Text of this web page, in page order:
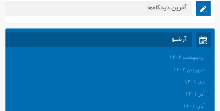
آخرین دیدگاه‌ها
آرشیو
اردیبهشت ۱۴۰۲
فروردین ۱۴۰۲
دی ۱۴۰۱
آذر ۱۴۰۱
آبان ۱۴۰۱